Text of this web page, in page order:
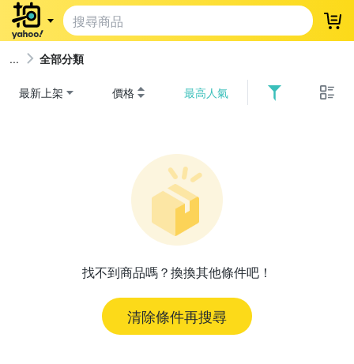
登
全部分類
最新上架 價格 最高人氣
找不到商品嗎？換換其他條件吧！
清除條件再搜尋